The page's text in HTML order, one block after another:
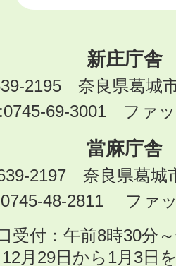
新庄庁舎
2195 奈良県葛城
69-3001 ファ
當麻庁舎
2197 奈良県葛城
48-2811 ファ
受付：午前8時30分
12月29日から1月3日